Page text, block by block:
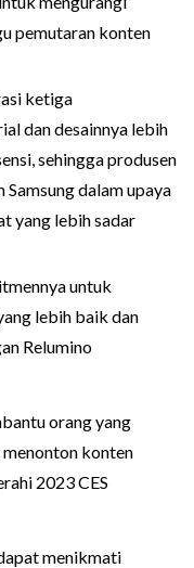
pemutaran konten
ketiga
dan desainnya lebih
sehingga produsen
dalam upaya
yang lebih sadar
untuk
lebih baik dan
Relumino
orang yang
konten
2023 CES
menikmati